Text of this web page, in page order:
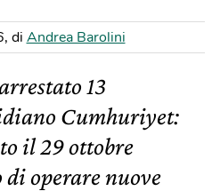
, di Andrea Barolini
13
Cumhuriyet:
il 29 ottobre
operare nuove